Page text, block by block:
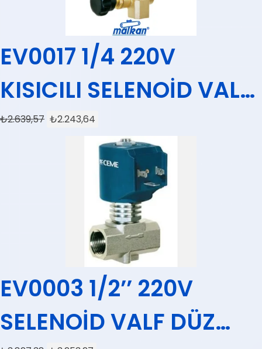
EV0017 1/4 220V
KISICILI SELENOİD VALF
CEME (BÜYÜK BOBİNLİ)
₺2.639,57 ₺2.243,64
EV0003 1/2’’ 220V
SELENOİD VALF DÜZ